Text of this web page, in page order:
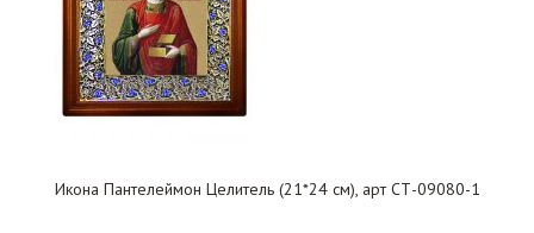
Икона Пантелеймон Целитель (21*24 см), арт СТ-09080-1